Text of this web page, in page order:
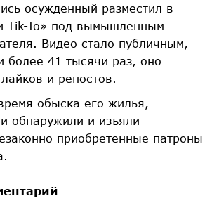
осужденный разместил в
Tik-To» под вымышленным
Видео стало публичным,
более 41 тысячи раз, оно
и репостов.
обыска его жилья,
обнаружили и изъяли
приобретенные патроны